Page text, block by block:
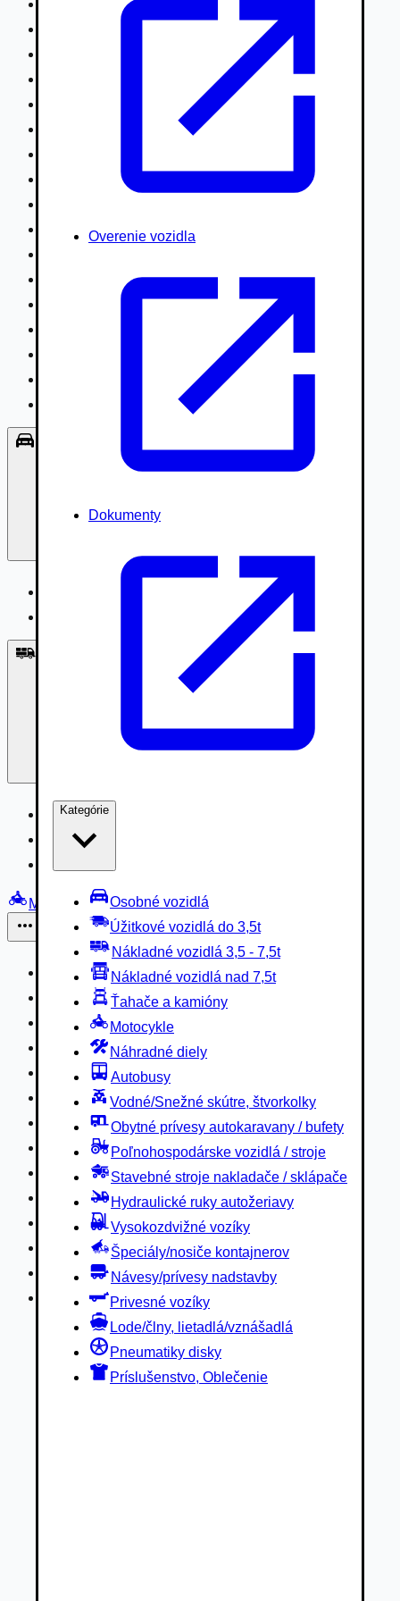
Overenie vozidla
Dokumenty
Kategórie
Osobné vozidlá
Úžitkové vozidlá do 3,5t
Nákladné vozidlá 3,5 - 7,5t
Nákladné vozidlá nad 7,5t
Ťahače a kamióny
Motocykle
Náhradné diely
Autobusy
Vodné/Snežné skútre, štvorkolky
Obytné prívesy autokaravany / bufety
Poľnohospodárske vozidlá / stroje
Stavebné stroje nakladače / sklápače
Hydraulické ruky autožeriavy
Vysokozdvižné vozíky
Špeciály/nosiče kontajnerov
Návesy/prívesy nadstavby
Privesné vozíky
Lode/člny, lietadlá/vznášadlá
Pneumatiky disky
Príslušenstvo, Oblečenie
Nákladné vozidlá nad 7,5t
Vodné/Snežné skútre, štvorkolky
Poľnohospodárske vozidlá / stroje
Hydraulické ruky autožeriavy
Špeciály/nosiče kontajnerov
Návesy/prívesy nadstavby
Lode/člny, lietadlá/vznášadlá
Príslušenstvo, Oblečenie
Nákladné vozidlá 3,5 - 7,5t
Nákladné vozidlá nad 7,5t
Motocykle
Náhradné diely
Autobusy
Vodné/Snežné skútre, štvorkolky
Obytné prívesy autokaravany / bufety
Poľnohospodárske vozidlá / stroje
Stavebné stroje nakladače / sklápače
Hydraulické ruky autožeriavy
Vysokozdvižné vozíky
Špeciály/nosiče kontajnerov
Návesy/prívesy nadstavby
Privesné vozíky
Lode/člny, lietadlá/vznášadlá
Pneumatiky disky
Príslušenstvo, Oblečenie